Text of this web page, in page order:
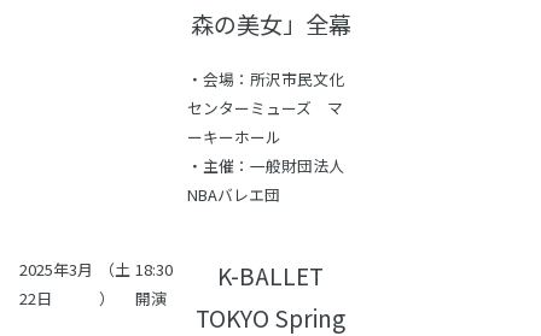
森の美女」全幕
・会場：所沢市民文化
センターミューズ マ
ーキーホール
・主催：一般財団法人
NBAバレエ団
2025年3月
22日
（土
）
18:30
開演
K-BALLET
TOKYO Spring